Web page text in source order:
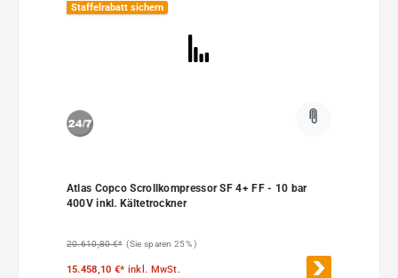
Staffelrabatt sichern
Atlas Copco Scrollkompressor SF 4+ FF - 10 bar
400V inkl. Kältetrockner
20.610,80 €* (Sie sparen 25% )
15.458,10 €* inkl. MwSt.